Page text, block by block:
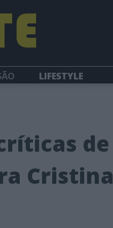
LIFESTYLE
de
Cristina